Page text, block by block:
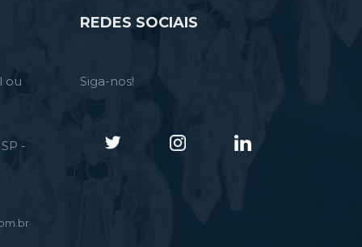
ou
-
REDES SOCIAIS
Siga-nos!